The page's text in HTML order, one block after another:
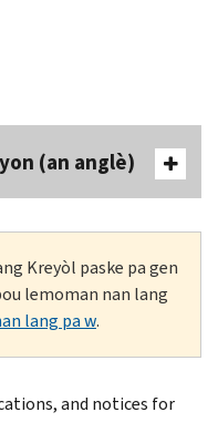
(an anglè)
Kreyòl paske pa gen
lemoman nan lang
lang pa w.
and notices for